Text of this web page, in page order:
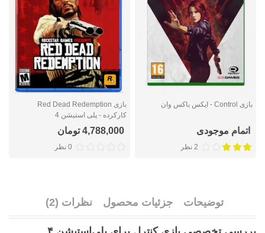
بازی Control - ایکس باکس وان
اتمام موجودی
2 نظر
بازی Red Dead Redemption
کارکرده - پلی استیشن 4
4,788,000 تومان
0 نظر
توضیحات جزئیات محصول نظرات (2)